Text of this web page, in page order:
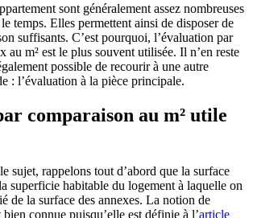
sont généralement assez nombreuses
temps. Elles permettent ainsi de disposer de
suffisants. C’est pourquoi, l’évaluation par
au m² est le plus souvent utilisée. Il n’en reste
possible de recourir à une autre
: l’évaluation à la pièce principale.
comparaison au m² utile
sujet, rappelons tout d’abord que la surface
superficie habitable du logement à laquelle on
de la surface des annexes. La notion de
connue puisqu’elle est définie à l’article